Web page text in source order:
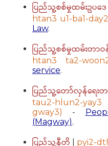
ပြည်သူ့စစ်မှုထမ်းဥပဒေ
htan3 u1-ba1-day2
Law.
ပြည်သူ့စစ်မှုထမ်းတာဝ
htan3 ta2-
service.
ပြည်သူ့တော်လှန်ရေးတ
tau2-hlun2-
gway3)
-
(Magway).
ပြည်သူ့နီတိ pyi2-